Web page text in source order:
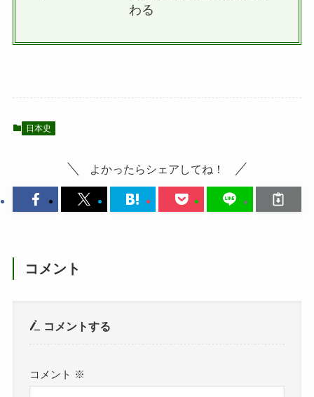
わる
日本史
よかったらシェアしてね！
コメント
コメントする
コメント ※